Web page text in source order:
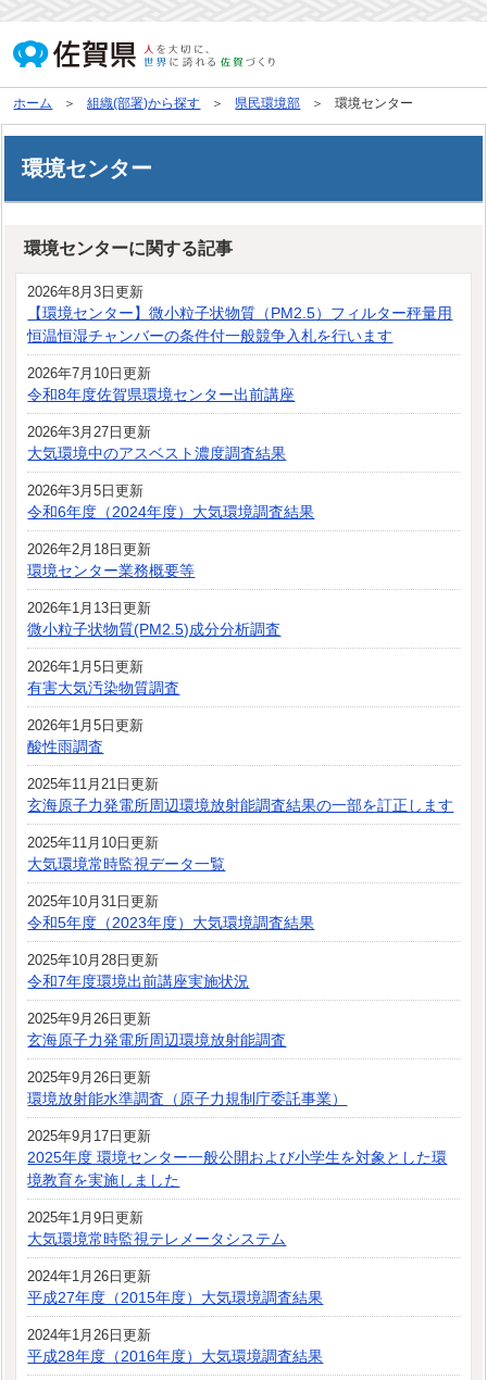
ホーム 組織(部署)から探す 県民環境部 環境センター
環境センター
環境センターに関する記事
2026年8月3日更新
【環境センター】微小粒子状物質（PM2.5）フィルター秤量用
恒温恒湿チャンバーの条件付一般競争入札を行います
2026年7月10日更新
令和8年度佐賀県環境センター出前講座
2026年3月27日更新
大気環境中のアスベスト濃度調査結果
2026年3月5日更新
令和6年度（2024年度）大気環境調査結果
2026年2月18日更新
環境センター業務概要等
2026年1月13日更新
微小粒子状物質(PM2.5)成分分析調査
2026年1月5日更新
有害大気汚染物質調査
2026年1月5日更新
酸性雨調査
2025年11月21日更新
玄海原子力発電所周辺環境放射能調査結果の一部を訂正します
2025年11月10日更新
大気環境常時監視データ一覧
2025年10月31日更新
令和5年度（2023年度）大気環境調査結果
2025年10月28日更新
令和7年度環境出前講座実施状況
2025年9月26日更新
玄海原子力発電所周辺環境放射能調査
2025年9月26日更新
環境放射能水準調査（原子力規制庁委託事業）
2025年9月17日更新
2025年度 環境センター一般公開および小学生を対象とした環
境教育を実施しました
2025年1月9日更新
大気環境常時監視テレメータシステム
2024年1月26日更新
平成27年度（2015年度）大気環境調査結果
2024年1月26日更新
平成28年度（2016年度）大気環境調査結果